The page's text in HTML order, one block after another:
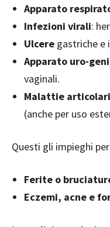
Apparato
Infezioni virali:
Ulcere gastriche e
Apparato uro-
vaginali.
Malattie articolari
(anche per uso
Questi gli impieghi per
Ferite o
Eczemi, acne e